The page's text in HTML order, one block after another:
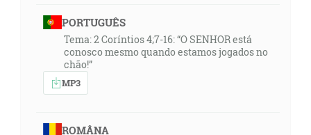
PORTUGUÊS
Tema: 2 Coríntios 4;7-16: “O SENHOR está
conosco mesmo quando estamos jogados no
chão!”
MP3
ROMÂNA